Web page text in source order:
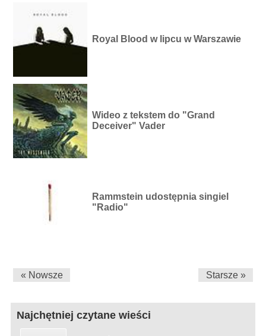
Royal Blood w lipcu w Warszawie
Wideo z tekstem do "Grand
Deceiver" Vader
Rammstein udostępnia singiel
"Radio"
« Nowsze Starsze »
Najchętniej czytane wieści